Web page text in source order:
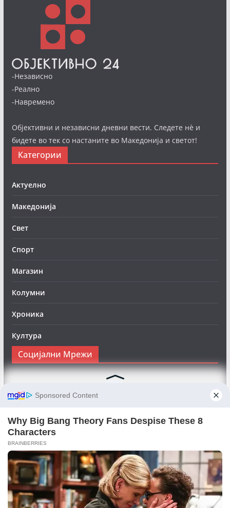
-Независно
-Реално
-Навремено
Објективни и независни дневни вести. Следете нè и
бидете во тек со настаните во Македонија и светот!
Категории
Актуелно
Македонија
Свет
Спорт
Магазин
Колумни
Хроника
Култура
Социјални Мрежи
Следете нè на Фејсбук за да сте во тек со најновите